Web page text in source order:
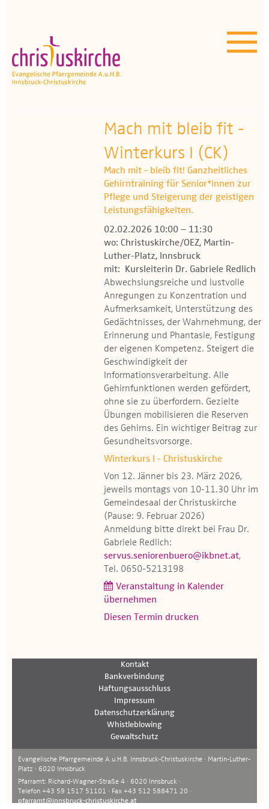
Unser Angebot
OEZ
Wissenswertes
Medien
Kontakt
Mach mit bleib fit -
Winterkurs I (CK)
Mach mit - bleib fit! Ganzheitliches
Gehirntraining für Senior*innen zur
Pflege und Steigerung der geistigen
Leistungsfähigkeiten.
02.02.2026 10:00 – 11:30
wo: Christuskirche/OEZ, Martin-
Luther-Platz, Innsbruck
mit: Kursleiterin Dr. Gabriele Redlich
Abwechslungsreiche und lustvolle
Anregungen zu Konzentration und
Aufmerksamkeit, Unterstützung des
Gedächtnisses, der Wahrnehmung, der
Erinnerung und Phantasie, Festigung
der eigenen Kompetenz. Steigert die
Geschwindigkeit der
Informationsverarbeitung. Alle
Gehirnfunktionen werden gefördert,
ohne sie zu überfordern. Gezielte
Übungen mobilisieren die Reserven
des Gehirns. Ein wichtiger Beitrag zur
Gesundheitsvorsorge.
Winterkurs I - Christuskirche
Von 12. Jänner bis 23. März 2026,
jeweils montags von 10-11.30 Uhr im
Gemeindesaal der Christuskirche
(Pause: 9. Februar 2026)
Anmeldung bitte direkt bei Frau Dr.
Gabriele Redlich:
servus.seniorenbuero@ikbnet.at,
Tel. 0650-5213198
Veranstaltung in Kalender
übernehmen
Diesen Termin drucken
Kontakt
Bankverbindung
Haftungsausschluss
Impressum
Datenschutzerklärung
Whistleblowing
Gewaltschutz
Evangelische Pfarrgemeinde A.u.H.B. Innsbruck-Christuskirche · Martin-Luther-
Platz · 6020 Innsbruck
Pfarramt: Richard-Wagner-Straße 4 · 6020 Innsbruck ·
Telefon +43 59 1517 51101 · Fax +43 512 588471 20 ·
pfarramt@innsbruck-christuskirche.at